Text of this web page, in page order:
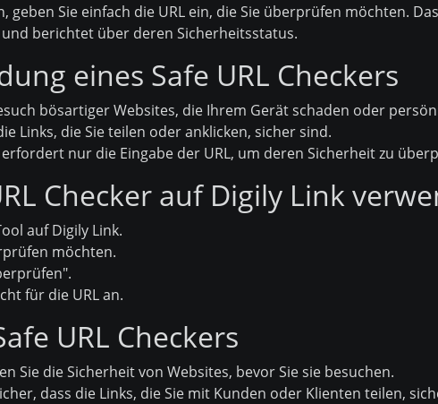
geben Sie einfach die URL ein, die Sie überprüfen möchten.
berichtet über deren Sicherheitsstatus.
eines Safe URL Checkers
bösartiger Websites, die Ihrem Gerät schaden oder
Links, die Sie teilen oder anklicken, sicher sind.
nur die Eingabe der URL, um deren Sicherheit zu
Checker auf Digily Link
auf Digily Link.
möchten.
für die URL an.
URL Checkers
Sie die Sicherheit von Websites, bevor Sie sie besuchen.
dass die Links, die Sie mit Kunden oder Klienten teilen,